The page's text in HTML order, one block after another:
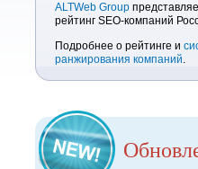
ALTWeb Group
рейтинг SEO-компаний
Подробнее о рейтинге и
ранжирования компаний.